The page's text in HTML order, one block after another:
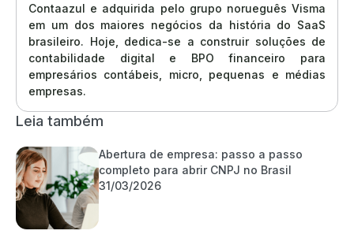
Contaazul e adquirida pelo grupo norueguês Visma
em um dos maiores negócios da história do SaaS
brasileiro. Hoje, dedica-se a construir soluções de
contabilidade digital e BPO financeiro para
empresários contábeis, micro, pequenas e médias
empresas.
Leia também
Abertura de empresa: passo a passo
completo para abrir CNPJ no Brasil
31/03/2026